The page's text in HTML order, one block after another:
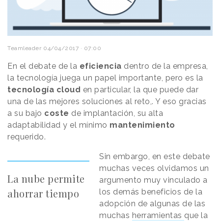
Teamleader 04/04/2017 · 07:00
En el debate de la eficiencia dentro de la empresa,
la tecnología juega un papel importante, pero es la
tecnología cloud en particular, la que puede dar
una de las mejores soluciones al reto,. Y eso gracias
a su bajo coste de implantación, su alta
adaptabilidad y el mínimo mantenimiento
requerido.
La nube permite
ahorrar tiempo
Sin embargo, en este debate
muchas veces olvidamos un
argumento muy vinculado a
los demás beneficios de la
adopción de algunas de las
muchas herramientas que la